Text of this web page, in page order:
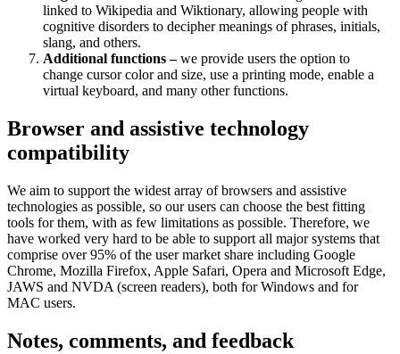
linked to Wikipedia and Wiktionary, allowing people with
cognitive disorders to decipher meanings of phrases, initials,
slang, and others.
Additional functions –we provide users the option to
change cursor color and size, use a printing mode, enable a
virtual keyboard, and many other functions.
Browser and assistive technology
compatibility
We aim to support the widest array of browsers and assistive
technologies as possible, so our users can choose the best fitting
tools for them, with as few limitations as possible. Therefore, we
have worked very hard to be able to support all major systems that
comprise over 95% of the user market share including Google
Chrome, Mozilla Firefox, Apple Safari, Opera and Microsoft Edge,
JAWS and NVDA (screen readers), both for Windows and for
MAC users.
Notes, comments, and feedback